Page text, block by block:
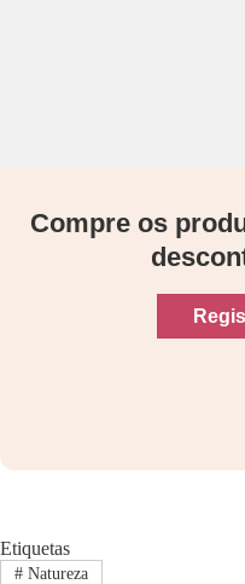
Compre os
Etiquetas
#Natureza